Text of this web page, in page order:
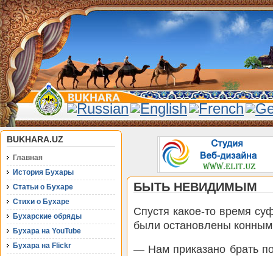
BUKHARA.UZ
Главная
История Бухары
Статьи о Бухаре
Стихи о Бухаре
Бухарские обряды
Бухара на YouTube
Бухара на Flickr
БЫТЬ НЕВИДИМЫМ
Спустя какое-то время
были остановлены
— Нам приказано брать